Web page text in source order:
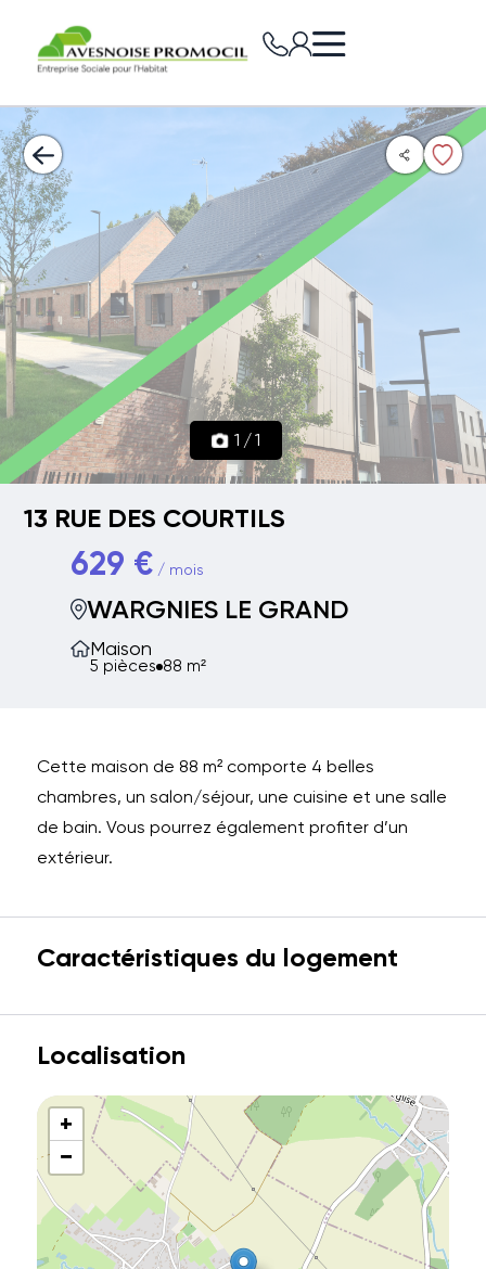
1 /1
13 RUE DES COURTILS
629 €/ mois
WARGNIES LE GRAND
Maison
5 pièces 88 m²
Cette maison de 88 m² comporte 4 belles
chambres, un salon/séjour, une cuisine et une salle
de bain. Vous pourrez également profiter d’un
extérieur.
Caractéristiques du logement
Localisation
+
−